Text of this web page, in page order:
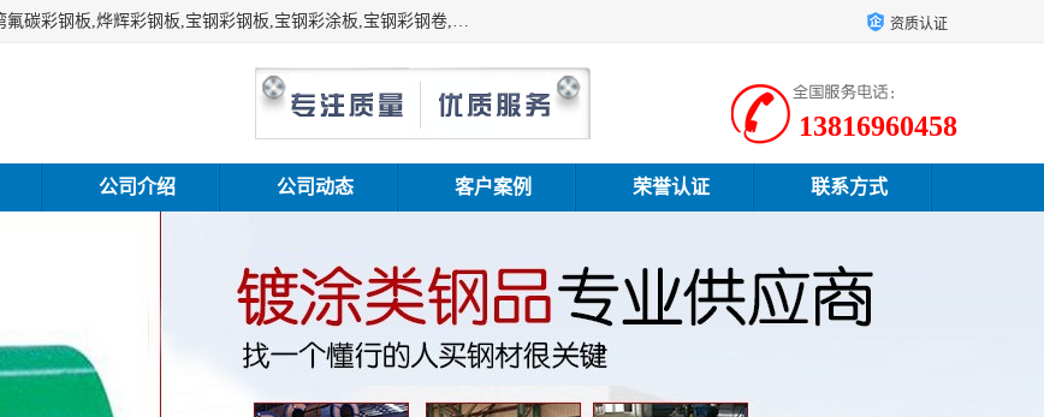
上海志辰实业有限公司主要经销:上海宝钢彩钢卷（宝钢总厂）台湾氟碳彩钢板,烨辉彩钢板,宝钢彩钢板,宝钢彩涂板,宝钢彩钢卷,马钢彩钢板,马钢彩钢卷,镀铝锌钢板,PVDF彩钢板,台湾烨辉彩钢板,高耐候彩钢板,硅改性彩钢板,规格齐全。 资质认证
13816960458
公司介绍 公司动态 客户案例 荣誉认证 联系方式